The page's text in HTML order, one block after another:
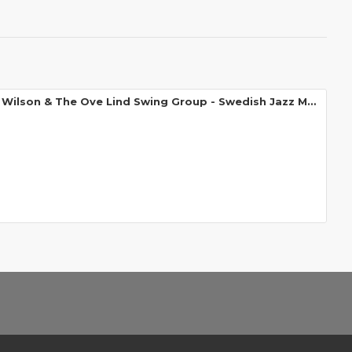
Teddy Wilson & The Ove Lind Swing Group - Swedish Jazz My Way (LP)